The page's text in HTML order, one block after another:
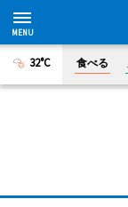
32°C 食べる